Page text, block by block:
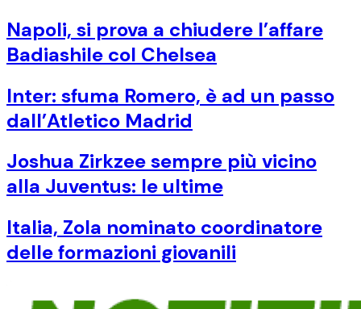
Napoli, si prova a chiudere l’affare
Badiashile col Chelsea
Inter: sfuma Romero, è ad un passo
dall’Atletico Madrid
Joshua Zirkzee sempre più vicino
alla Juventus: le ultime
Italia, Zola nominato coordinatore
delle formazioni giovanili